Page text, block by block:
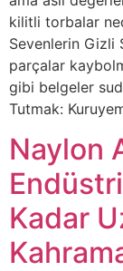
kilitli torbalar
Sevenlerin Gizli
parçalar
gibi belgeler
Tutmak:
Naylon
Kadar